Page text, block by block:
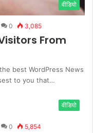
वीडियो
0 3,085
From
best WordPress News
to you that…
वीडियो
0 5,854